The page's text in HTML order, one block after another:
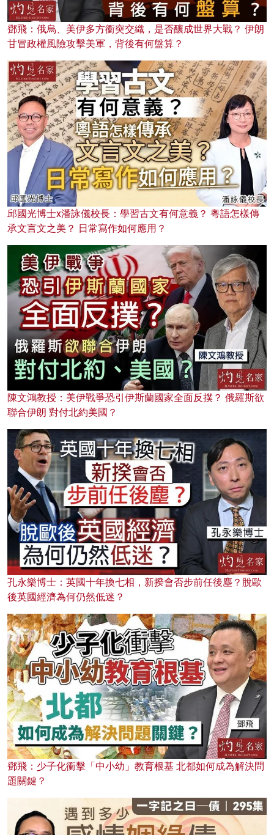
鄧飛：俄烏、美伊多方衝突交織，是否釀成世界大戰？ 伊朗
甘冒政權風險攻擊美軍，背後有何盤算？
邱國光博士x潘詠儀校長：學習古文有何意義？ 粵語怎樣傳
承文言文之美？ 日常寫作如何應用？
陳文鴻教授：美伊戰爭恐引伊斯蘭國家全面反撲？ 俄羅斯欲
聯合伊朗 對付北約美國？
孔永樂博士：英國十年換七相，新揆會否步前任後塵？脫歐
後英國經濟為何仍然低迷？
鄧飛：少子化衝擊「中小幼」教育根基 北都如何成為解決問
題關鍵？